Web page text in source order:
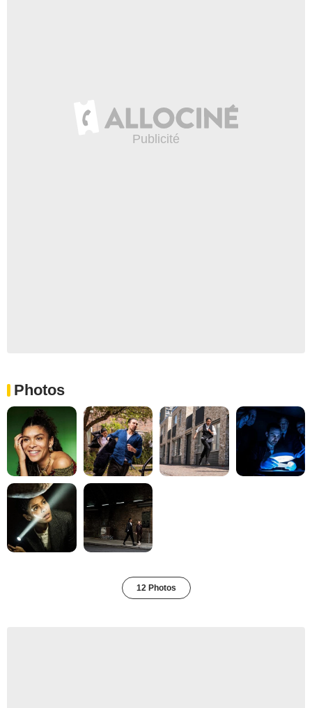
Photos
12 Photos